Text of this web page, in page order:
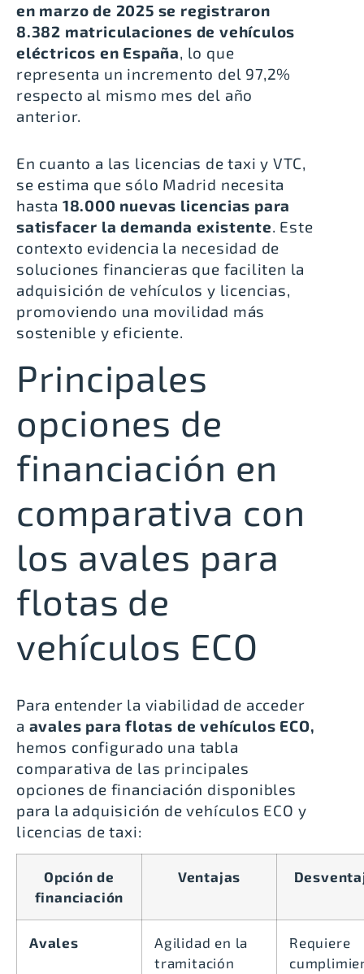
en marzo de 2025 se registraron
8.382 matriculaciones de vehículos
eléctricos en España, lo que
representa un incremento del 97,2%
respecto al mismo mes del año
anterior.
En cuanto a las licencias de taxi y VTC,
se estima que sólo Madrid necesita
hasta 18.000 nuevas licencias para
satisfacer la demanda existente. Este
contexto evidencia la necesidad de
soluciones financieras que faciliten la
adquisición de vehículos y licencias,
promoviendo una movilidad más
sostenible y eficiente.
Principales
opciones de
financiación en
comparativa con
los avales para
flotas de
vehículos ECO
Para entender la viabilidad de acceder
a avales para flotas de vehículos ECO,
hemos configurado una tabla
comparativa de las principales
opciones de financiación disponibles
para la adquisición de vehículos ECO y
licencias de taxi:
Opción de
financiación
Ventajas
Avales
Agilidad en la
tramitación
Requiere